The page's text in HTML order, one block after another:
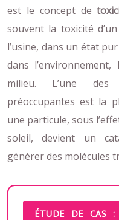
est le concept de
souvent la toxicité
l’usine, dans un état
dans
milieu. L’une
préoccupantes est la
une particule, sous
soleil, devient un
générer des molécules
ÉTUDE DE CAS :